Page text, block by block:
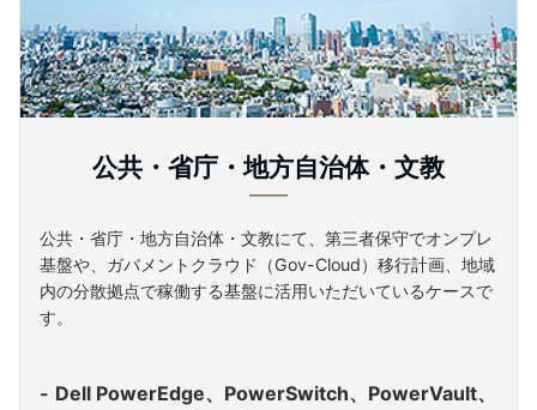
公共・省庁・地方自治体・文教
公共・省庁・地方自治体・文教にて、第三者保守でオンプレ
基盤や、ガバメントクラウド（Gov-Cloud）移行計画、地域
内の分散拠点で稼働する基盤に活用いただいているケースで
す。
Dell PowerEdge、PowerSwitch、PowerVault、